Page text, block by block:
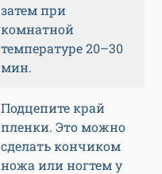
затем при
комнатной
температуре 20–30
мин.
Подцепите край
пленки. Это можно
сделать кончиком
ножа или ногтем у